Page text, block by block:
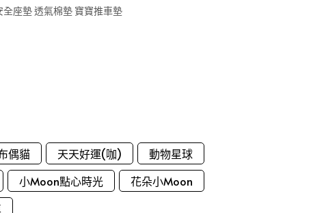
座墊 透氣棉墊 寶寶推車墊
偶貓 天天好運(咖)
動物星球
小Moon點心時光
花朵小Moon